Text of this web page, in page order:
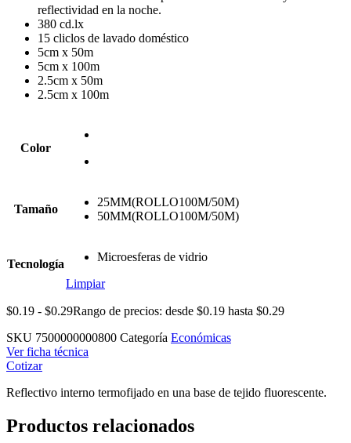
reflectividad en la noche.
380 cd.lx
15 cliclos de lavado doméstico
5cm x 50m
5cm x 100m
2.5cm x 50m
2.5cm x 100m
Color
Tamaño
25MM(ROLLO100M/50M)
50MM(ROLLO100M/50M)
Tecnología
Microesferas de vidrio
Limpiar
$0.19 - $0.29Rango de precios: desde $0.19 hasta $0.29
SKU 7500000000800 Categoría Económicas
Ver ficha técnica
Cotizar
Reflectivo interno termofijado en una base de tejido fluorescente.
Productos relacionados